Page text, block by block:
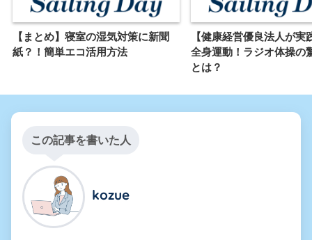
【まとめ】寝室の湿気対策に新聞
紙？！簡単エコ活用方法
【健康経営優良法人が実
全身運動！ラジオ体操の
とは？
この記事を書いた人
kozue